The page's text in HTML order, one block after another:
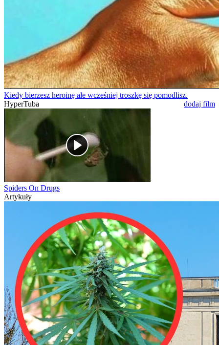
Kiedy bierzesz heroinę ale wcześniej troszkę się pomodlisz.
HyperTuba
dodaj film
Spiders On Drugs
Artykuły